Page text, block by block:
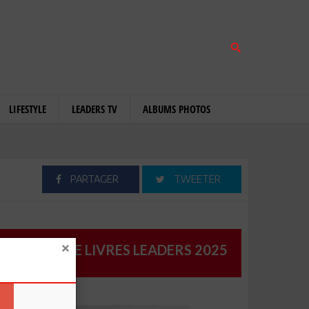
LIFESTYLE LEADERS TV ALBUMS PHOTOS
PARTAGER TWEETER
CATALOGUE LIVRES LEADERS 2025